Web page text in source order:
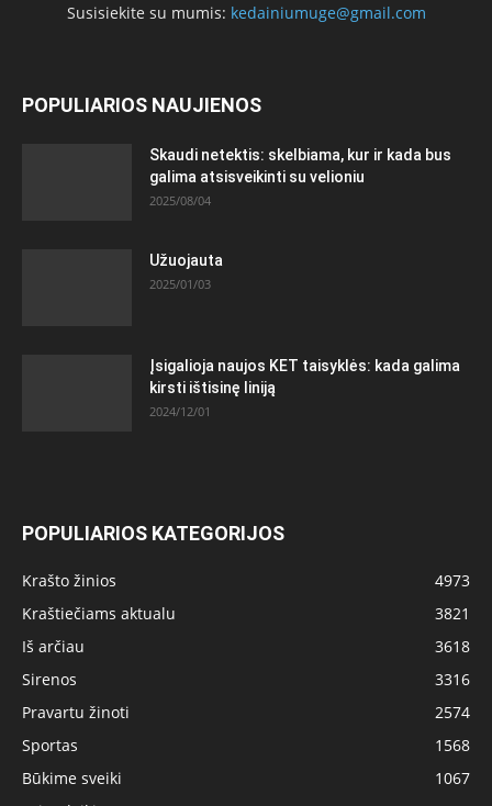
Susisiekite su mumis: kedainiumuge@gmail.com
POPULIARIOS NAUJIENOS
Skaudi netektis: skelbiama, kur ir kada bus
galima atsisveikinti su velioniu
2025/08/04
Užuojauta
2025/01/03
Įsigalioja naujos KET taisyklės: kada galima
kirsti ištisinę liniją
2024/12/01
POPULIARIOS KATEGORIJOS
Krašto žinios
4973
Kraštiečiams aktualu
3821
Iš arčiau
3618
Sirenos
3316
Pravartu žinoti
2574
Sportas
1568
Būkime sveiki
1067